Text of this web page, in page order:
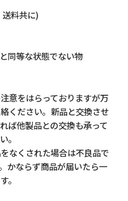
料共に)
同等な状態でない物
意をはらっておりますが万
ください。新品と交換させ
ば他製品との交換も承って
。
なくされた場合は不良品で
かならず商品が届いたら一
。